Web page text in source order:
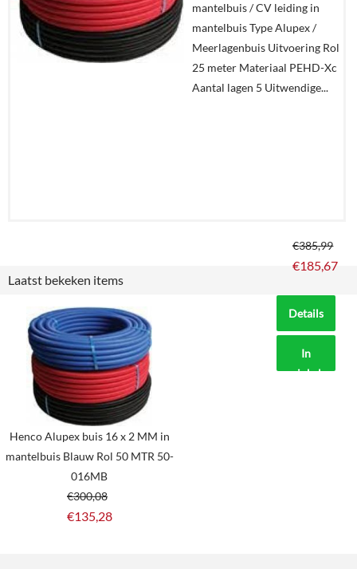
In
winkelmand
mantelbuis / CV leiding in
mantelbuis Type Alupex /
Meerlagenbuis Uitvoering Rol
25 meter Materiaal PEHD-Xc
Aantal lagen 5 Uitwendige...
€385,99
€185,67
Details
In
winkelmand
Laatst bekeken items
Henco Alupex buis 16 x 2 MM in
mantelbuis Blauw Rol 50 MTR 50-
016MB
€300,08
€135,28